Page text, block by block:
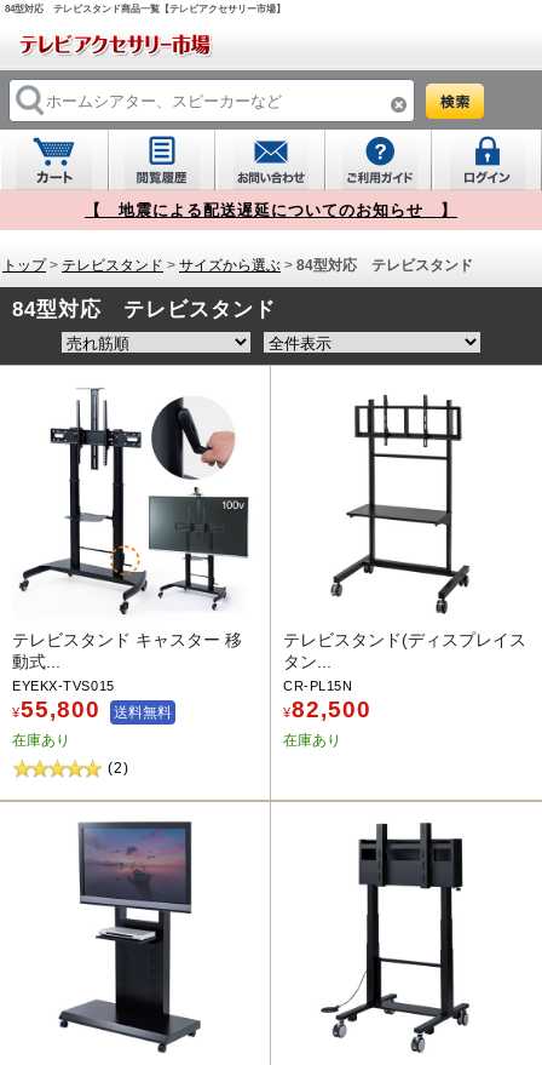
84型対応 テレビスタンド商品一覧【テレビアクセサリー市場】
【 地震による配送遅延についてのお知らせ 】
トップ> テレビスタンド > サイズから選ぶ > 84型対応 テレビスタンド
84型対応 テレビスタンド
テレビスタンド キャスター 移
動式...
EYEKX-TVS015
¥55,800
送料無料
在庫あり
(2)
テレビスタンド(ディスプレイス
タン...
CR-PL15N
¥82,500
在庫あり